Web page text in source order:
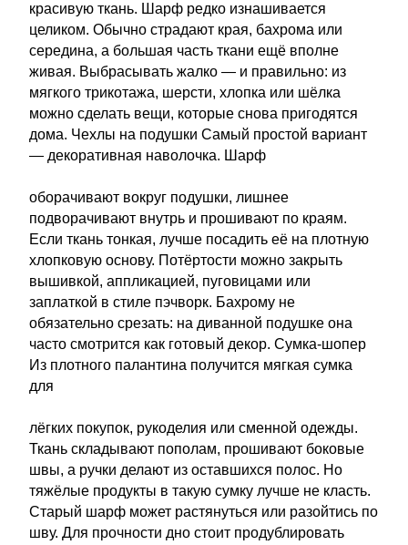
красивую ткань. Шарф редко изнашивается
целиком. Обычно страдают края, бахрома или
середина, а большая часть ткани ещё вполне
живая. Выбрасывать жалко — и правильно: из
мягкого трикотажа, шерсти, хлопка или шёлка
можно сделать вещи, которые снова пригодятся
дома. Чехлы на подушки Самый простой вариант
— декоративная наволочка. Шарф
оборачивают вокруг подушки, лишнее
подворачивают внутрь и прошивают по краям.
Если ткань тонкая, лучше посадить её на плотную
хлопковую основу. Потёртости можно закрыть
вышивкой, аппликацией, пуговицами или
заплаткой в стиле пэчворк. Бахрому не
обязательно срезать: на диванной подушке она
часто смотрится как готовый декор. Сумка-шопер
Из плотного палантина получится мягкая сумка
для
лёгких покупок, рукоделия или сменной одежды.
Ткань складывают пополам, прошивают боковые
швы, а ручки делают из оставшихся полос. Но
тяжёлые продукты в такую сумку лучше не класть.
Старый шарф может растянуться или разойтись по
шву. Для прочности дно стоит продублировать